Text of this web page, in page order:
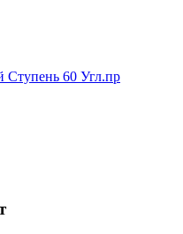
Ступень 60 Угл.пр